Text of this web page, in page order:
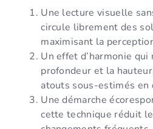
Une lecture visuelle
circule librement des
maximisant la
Un effet d’harmonie
profondeur et la
atouts sous-estimés en
Une démarche
cette technique réduit